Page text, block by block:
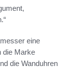
eine
die Marke
die Wanduhren